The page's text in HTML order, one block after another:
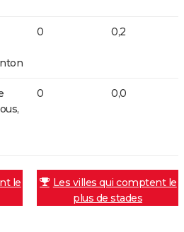
0 0,2
0 0,0
le
Les villes qui comptent le
plus de stades